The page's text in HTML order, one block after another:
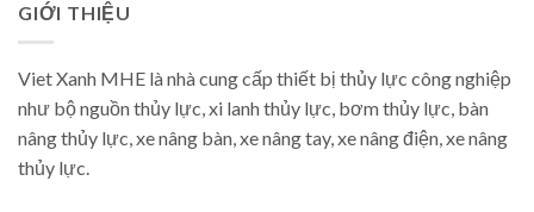
GIỚI THIỆU
Viet Xanh MHE là nhà cung cấp thiết bị thủy lực công nghiệp
như bộ nguồn thủy lực, xi lanh thủy lực, bơm thủy lực, bàn
nâng thủy lực, xe nâng bàn, xe nâng tay, xe nâng điện, xe nâng
thủy lực.